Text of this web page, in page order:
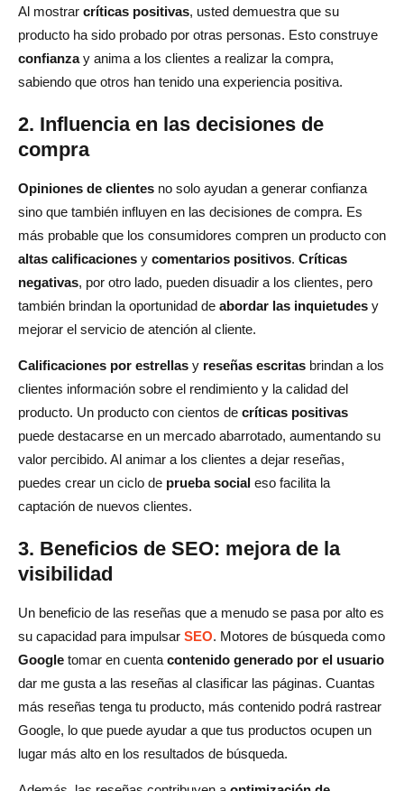
Al mostrar críticas positivas, usted demuestra que su
producto ha sido probado por otras personas. Esto construye
confianzay anima a los clientes a realizar la compra,
sabiendo que otros han tenido una experiencia positiva.
2. Influencia en las decisiones de
compra
Opiniones de clientes no solo ayudan a generar confianza
sino que también influyen en las decisiones de compra. Es
más probable que los consumidores compren un producto con
altas calificaciones y comentarios positivos. Críticas
negativas, por otro lado, pueden disuadir a los clientes, pero
también brindan la oportunidad de abordar las inquietudes y
mejorar el servicio de atención al cliente.
Calificaciones por estrellas y reseñas escritas brindan a los
clientes información sobre el rendimiento y la calidad del
producto. Un producto con cientos de críticas positivas
puede destacarse en un mercado abarrotado, aumentando su
valor percibido. Al animar a los clientes a dejar reseñas,
puedes crear un ciclo de prueba social eso facilita la
captación de nuevos clientes.
3. Beneficios de SEO: mejora de la
visibilidad
Un beneficio de las reseñas que a menudo se pasa por alto es
su capacidad para impulsar SEO. Motores de búsqueda como
Google tomar en cuenta contenido generado por el usuario
dar me gusta a las reseñas al clasificar las páginas. Cuantas
más reseñas tenga tu producto, más contenido podrá rastrear
Google, lo que puede ayudar a que tus productos ocupen un
lugar más alto en los resultados de búsqueda.